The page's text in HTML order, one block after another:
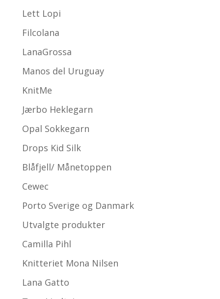
Lett Lopi
Filcolana
LanaGrossa
Manos del Uruguay
KnitMe
Jærbo Heklegarn
Opal Sokkegarn
Drops Kid Silk
Blåfjell/ Månetoppen
Cewec
Porto Sverige og Danmark
Utvalgte produkter
Camilla Pihl
Knitteriet Mona Nilsen
Lana Gatto